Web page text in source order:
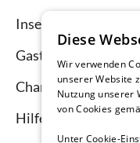
Inserieren und
Gastgebermagazin
Channel Manager
Hilfe Vermieter
Diese
Wir verwenden
unserer Website
Nutzung unserer
von Cookies
Unter Cookie-